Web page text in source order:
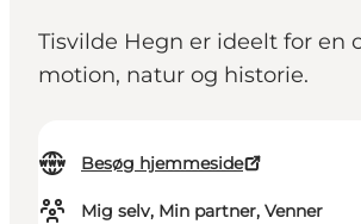
Tisvilde Hegn er ideelt for en
motion, natur og historie.
Besøg hjemmeside
Mig selv, Min partner, Venner